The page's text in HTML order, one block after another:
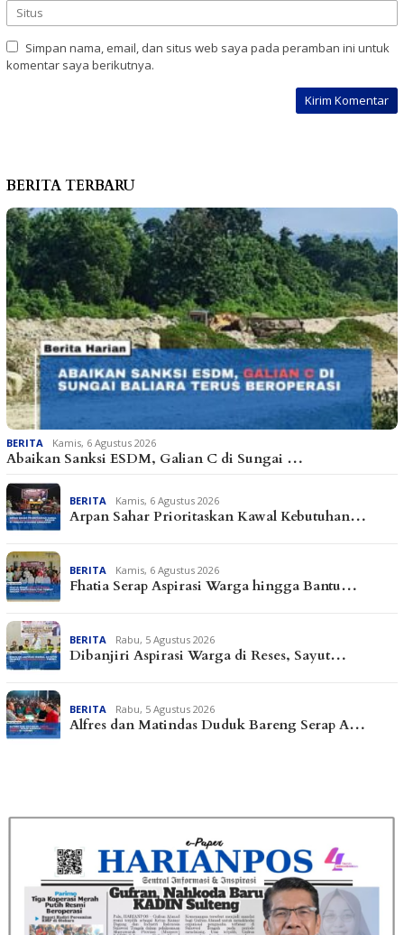
Simpan nama, email, dan situs web saya pada peramban ini untuk
komentar saya berikutnya.
BERITA TERBARU
BERITA Kamis, 6 Agustus 2026
Abaikan Sanksi ESDM, Galian C di Sungai …
BERITA Kamis, 6 Agustus 2026
Arpan Sahar Prioritaskan Kawal Kebutuhan…
BERITA Kamis, 6 Agustus 2026
Fhatia Serap Aspirasi Warga hingga Bantu…
BERITA Rabu, 5 Agustus 2026
Dibanjiri Aspirasi Warga di Reses, Sayut…
BERITA Rabu, 5 Agustus 2026
Alfres dan Matindas Duduk Bareng Serap A…